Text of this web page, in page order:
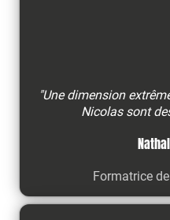
"Une dimension
Nicolas sont
Formatrice